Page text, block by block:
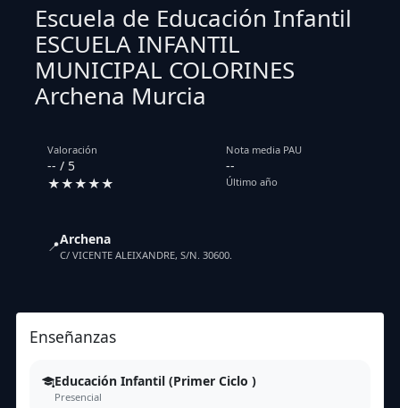
Escuela de Educación Infantil
ESCUELA INFANTIL
MUNICIPAL COLORINES
Archena Murcia
Valoración
-- / 5
★★★★★
Nota media PAU
--
Último año
📍Archena
C/ VICENTE ALEIXANDRE, S/N. 30600.
Enseñanzas
Educación Infantil (Primer Ciclo )
Presencial